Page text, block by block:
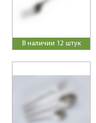
В наличии 12 штук